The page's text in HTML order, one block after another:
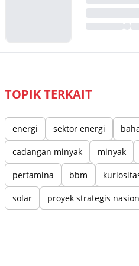
TOPIK TERKAIT
energi sektor energi
cadangan minyak minyak
pertamina bbm
solar proyek strategis